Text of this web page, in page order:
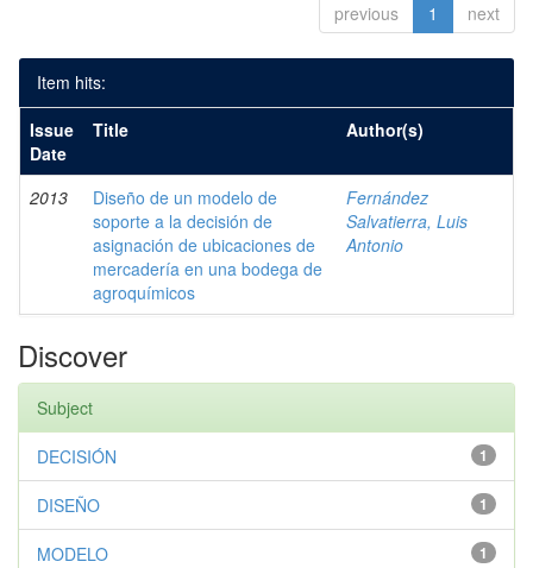
previous 1 next
Item hits:
Issue
Date
Title Author(s)
2013
Diseño de un modelo de
soporte a la decisión de
asignación de ubicaciones de
mercadería en una bodega de
agroquímicos
Fernández
Salvatierra, Luis
Antonio
Discover
Subject
1
DECISIÓN
1
DISEÑO
1
MODELO